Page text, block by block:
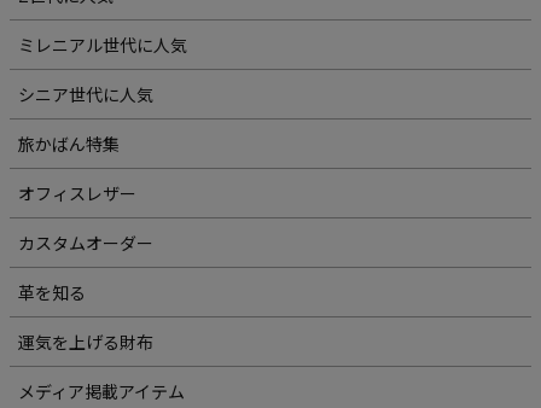
ミレニアル世代に人気
シニア世代に人気
旅かばん特集
オフィスレザー
カスタムオーダー
革を知る
運気を上げる財布
メディア掲載アイテム